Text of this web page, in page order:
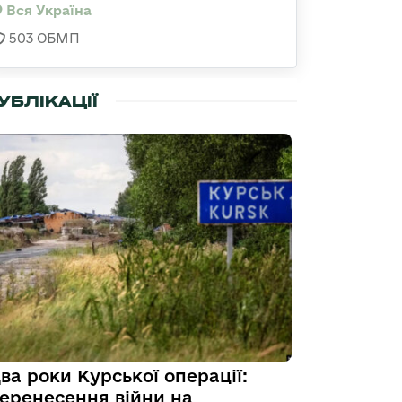
Вся Україна
503 ОБМП
роки Курської операції:
війни на